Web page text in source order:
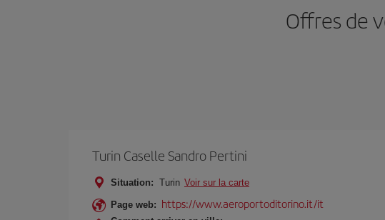
Offres de
Turin Caselle Sandro Pertini
Situation: Turin Voir sur la carte
Page web: https://www.aeroportoditorino.it/it